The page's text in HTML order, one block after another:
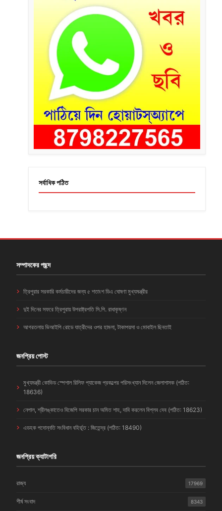
সর্বাধিক পঠিত
সম্পাদকের পছন্দ
ত্রিপুরার সরকারি কর্মচারীদের জন্য ৫ শতাংশ ডিএ ঘোষণা মুখ্যমন্ত্রীর
দুই দিনের সফরে ত্রিপুরায় উপরাষ্ট্রপতি সি.পি. রাধাকৃষ্ণন
আগরতলায় ভিআইপি রোডে যাত্রীদের ওপর হামলা, টাকাপয়সা ও মোবাইল ছিনতাই
জনপ্রিয় পোস্ট
মুখ্যমন্ত্রী কোভিড স্পেশাল রিলিফ প্যাকেজ প্রকল্পের পরিসংখ্যান দিলেন জেলাশাসক (পঠিত:
18636)
নেপাল, শ্রীলঙ্কাতেও বিজেপি সরকার চান অমিত শাহ, দাবি করলেন বিপ্লব দেব (পঠিত: 18623)
এডহক পদোন্নতি সংবিধান বহির্ভূত : জিতেন্দ্র (পঠিত: 18490)
জনপ্রিয় ক্যাটাগরি
রাজ্য 17969
শীর্ষ সংবাদ 8343